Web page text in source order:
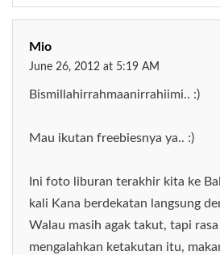
Mio
June 26, 2012 at 5:19 AM
Bismillahirrahmaanirrahiimi.. :)
Mau ikutan freebiesnya ya.. :)
Ini foto liburan terakhir kita ke
kali Kana berdekatan langsung
Walau masih agak takut, tapi rasa
mengalahkan ketakutan itu,